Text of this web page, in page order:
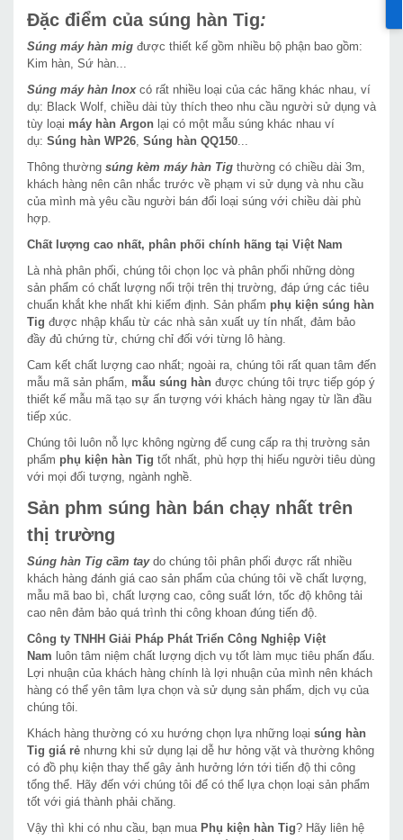
Đặc điểm của súng hàn Tig:
Súng máy hàn mig được thiết kế gồm nhiều bộ phận bao gồm:
Kim hàn, Sứ hàn...
Súng máy hàn Inoxcó rất nhiều loại của các hãng khác nhau, ví
dụ: Black Wolf, chiều dài tùy thích theo nhu cầu người sử dụng và
tùy loại máy hàn Argon lại có một mẫu súng khác nhau ví
dụ: Súng hàn WP26, Súng hàn QQ150...
Thông thường súng kèm máy hàn Tig thường có chiều dài 3m,
khách hàng nên cân nhắc trước về phạm vi sử dụng và nhu cầu
của mình mà yêu cầu người bán đổi loại súng với chiều dài phù
hợp.
Chất lượng cao nhất, phân phối chính hãng tại Việt Nam
Là nhà phân phối, chúng tôi chọn lọc và phân phối những dòng
sản phẩm có chất lượng nổi trội trên thị trường, đáp ứng các tiêu
chuẩn khắt khe nhất khi kiểm định. Sản phẩm phụ kiện súng hàn
Tig được nhập khẩu từ các nhà sản xuất uy tín nhất, đảm bảo
đầy đủ chứng từ, chứng chỉ đối với từng lô hàng.
Cam kết chất lượng cao nhất; ngoài ra, chúng tôi rất quan tâm đến
mẫu mã sản phẩm, mẫu súng hàn được chúng tôi trực tiếp góp ý
thiết kế mẫu mã tạo sự ấn tượng với khách hàng ngay từ lần đầu
tiếp xúc.
Chúng tôi luôn nỗ lực không ngừng để cung cấp ra thị trường sản
phẩm phụ kiện hàn Tig tốt nhất, phù hợp thị hiếu người tiêu dùng
với mọi đối tượng, ngành nghề.
Sản phm súng hàn bán chạy nhất trên
thị trường
Súng hàn Tig cầm tay do chúng tôi phân phối được rất nhiều
khách hàng đánh giá cao sản phẩm của chúng tôi về chất lượng,
mẫu mã bao bì, chất lượng cao, công suất lớn, tốc độ không tải
cao nên đảm bảo quá trình thi công khoan đúng tiến độ.
Công ty TNHH Giải Pháp Phát Triển Công Nghiệp Việt
Nam luôn tâm niệm chất lượng dịch vụ tốt làm mục tiêu phấn đấu.
Lợi nhuận của khách hàng chính là lợi nhuận của mình nên khách
hàng có thể yên tâm lựa chọn và sử dụng sản phẩm, dịch vụ của
chúng tôi.
Khách hàng thường có xu hướng chọn lựa những loại súng hàn
Tig giá rẻ nhưng khi sử dụng lại dễ hư hỏng vặt và thường không
có đồ phụ kiện thay thế gây ảnh hưởng lớn tới tiến độ thi công
tổng thể. Hãy đến với chúng tôi để có thể lựa chọn loại sản phẩm
tốt với giá thành phải chăng.
Vậy thì khi có nhu cầu, bạn mua Phụ kiện hàn Tig? Hãy liên hệ